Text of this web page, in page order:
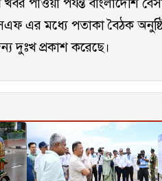
পাওয়া পর্যন্ত বাংলাদেশি
এর মধ্যে পতাকা বৈঠক
দুঃখ প্রকাশ করেছে।